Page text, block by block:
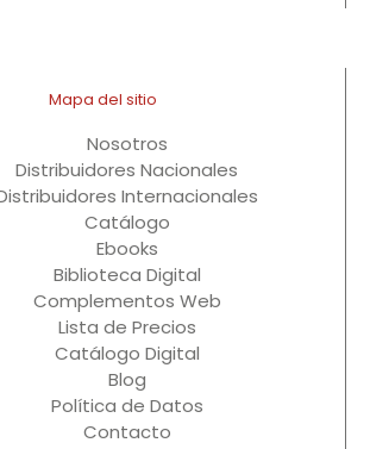
Mapa del sitio
Nosotros
Distribuidores Nacionales
Internacionales
Catálogo
Ebooks
Biblioteca Digital
Complementos Web
Lista de Precios
Catálogo Digital
Blog
Política de Datos
Contacto